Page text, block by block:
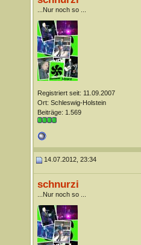
...Nur noch so ...
Registriert seit: 11.09.2007
Ort: Schleswig-Holstein
Beiträge: 1.569
14.07.2012, 23:34
schnurzi
...Nur noch so ...